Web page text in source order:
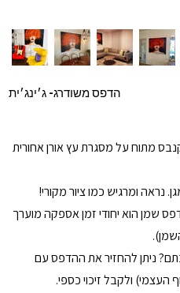
הדפס משודרג- ג׳ינג׳ית
מתוח על מסגרת עץ אורן אחורית
נראה ומרגיש כמו ציור מקורי!
שמן הוא יחודי זמן אספקה מוערך
ניתן להחזיר את ההדפס עם
העצמי) ולקבל זיכוי כספי.